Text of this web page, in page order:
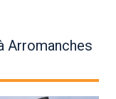
Arromanches